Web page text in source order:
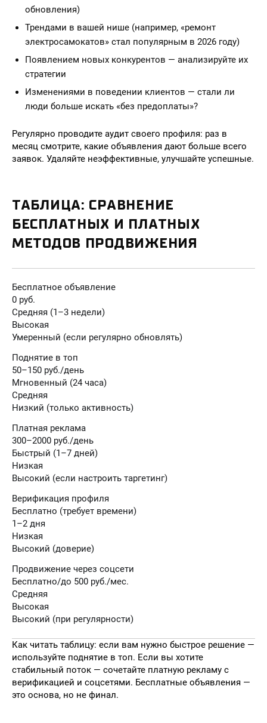
обновления)
Трендами в вашей нише (например, «ремонт
электросамокатов» стал популярным в 2026 году)
Появлением новых конкурентов — анализируйте их
стратегии
Изменениями в поведении клиентов — стали ли
люди больше искать «без предоплаты»?
Регулярно проводите аудит своего профиля: раз в
месяц смотрите, какие объявления дают больше всего
заявок. Удаляйте неэффективные, улучшайте успешные.
ТАБЛИЦА: СРАВНЕНИЕ
БЕСПЛАТНЫХ И ПЛАТНЫХ
МЕТОДОВ ПРОДВИЖЕНИЯ
Бесплатное объявление
0 руб.
Средняя (1–3 недели)
Высокая
Умеренный (если регулярно обновлять)
Поднятие в топ
50–150 руб./день
Мгновенный (24 часа)
Средняя
Низкий (только активность)
Платная реклама
300–2000 руб./день
Быстрый (1–7 дней)
Низкая
Высокий (если настроить таргетинг)
Верификация профиля
Бесплатно (требует времени)
1–2 дня
Низкая
Высокий (доверие)
Продвижение через соцсети
Бесплатно/до 500 руб./мес.
Средняя
Высокая
Высокий (при регулярности)
Как читать таблицу: если вам нужно быстрое решение —
используйте поднятие в топ. Если вы хотите
стабильный поток — сочетайте платную рекламу с
верификацией и соцсетями. Бесплатные объявления —
это основа, но не финал.